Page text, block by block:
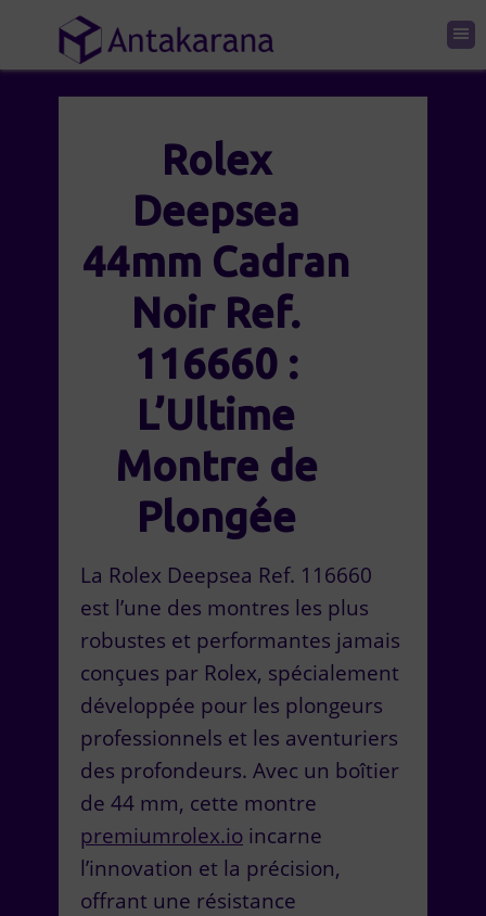
Rolex
Deepsea
44mm Cadran
Noir Ref.
116660 :
L’Ultime
Montre de
Plongée
La Rolex Deepsea Ref. 116660
est l’une des montres les plus
robustes et performantes jamais
conçues par Rolex, spécialement
développée pour les plongeurs
professionnels et les aventuriers
des profondeurs. Avec un boîtier
de 44 mm, cette montre
premiumrolex.io incarne
l’innovation et la précision,
offrant une résistance